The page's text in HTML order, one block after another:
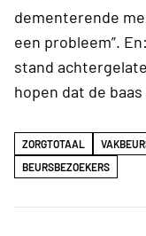
dementerende
een probleem”.
stand
hopen dat de
ZORGTOTAAL
BEURSBEZOEKERS